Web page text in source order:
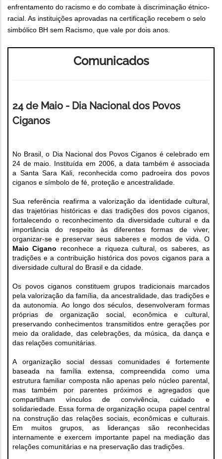
enfrentamento do racismo e do combate à discriminação étnico-
racial. As instituições aprovadas na certificação recebem o selo
simbólico BH sem Racismo, que vale por dois anos.
Comunicados
24 de Maio - Dia Nacional dos Povos
Ciganos
No Brasil, o Dia Nacional dos Povos Ciganos é celebrado em
24 de maio. Instituída em 2006, a data também é associada
a Santa Sara Kali, reconhecida como padroeira dos povos
ciganos e símbolo de fé, proteção e ancestralidade.
Sua referência reafirma a valorização da identidade cultural,
das trajetórias históricas e das tradições dos povos ciganos,
fortalecendo o reconhecimento da diversidade cultural e da
importância do respeito às diferentes formas de viver,
organizar-se e preservar seus saberes e modos de vida. O
Maio Cigano reconhece a riqueza cultural, os saberes, as
tradições e a contribuição histórica dos povos ciganos para a
diversidade cultural do Brasil e da cidade.
Os povos ciganos constituem grupos tradicionais marcados
pela valorização da família, da ancestralidade, das tradições e
da autonomia. Ao longo dos séculos, desenvolveram formas
próprias de organização social, econômica e cultural,
preservando conhecimentos transmitidos entre gerações por
meio da oralidade, das celebrações, da música, da dança e
das relações comunitárias.
A organização social dessas comunidades é fortemente
baseada na família extensa, compreendida como uma
estrutura familiar composta não apenas pelo núcleo parental,
mas também por parentes próximos e agregados que
compartilham vínculos de convivência, cuidado e
solidariedade. Essa forma de organização ocupa papel central
na construção das relações sociais, econômicas e culturais.
Em muitos grupos, as lideranças são reconhecidas
internamente e exercem importante papel na mediação das
relações comunitárias e na preservação das tradições.